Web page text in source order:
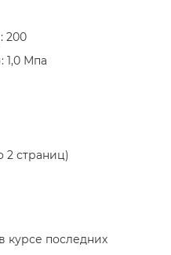
200
1,0 Мпа
2 страниц)
курсе последних